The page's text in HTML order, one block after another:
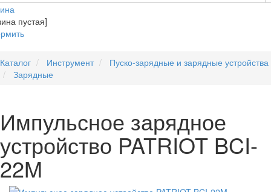
пустая]
Каталог Инструмент
Пуско-зарядные и зарядные устройства
Зарядные
Импульсное зарядное
устройство PATRIOT BCI-
22M